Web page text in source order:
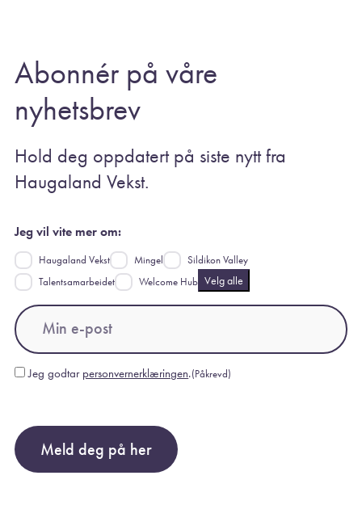
Abonnér på våre
nyhetsbrev
Hold deg oppdatert på siste nytt fra
Haugaland Vekst.
Jeg vil vite mer om:
Haugaland Vekst Mingel
Sildikon Valley
Talentsamarbeidet
Welcome Hub Velg alle
Email
Consent(Påkrevd)
Jeg godtar personvernerklæringen.(Påkrevd)
Meld deg på her